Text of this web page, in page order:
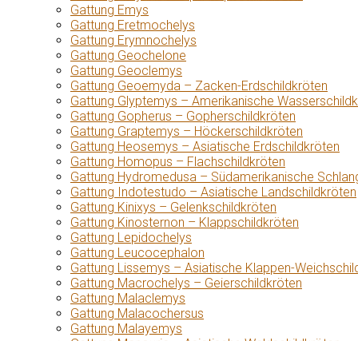
Gattung Emys
Gattung Eretmochelys
Gattung Erymnochelys
Gattung Geochelone
Gattung Geoclemys
Gattung Geoemyda – Zacken-Erdschildkröten
Gattung Glyptemys – Amerikanische
Gattung Gopherus – Gopherschildkröten
Gattung Graptemys – Höckerschildkröten
Gattung Heosemys – Asiatische Erdschildkröten
Gattung Homopus – Flachschildkröten
Gattung Hydromedusa – Südamerikanische
Gattung Indotestudo – Asiatische Landschildkröten
Gattung Kinixys – Gelenkschildkröten
Gattung Kinosternon – Klappschildkröten
Gattung Lepidochelys
Gattung Leucocephalon
Gattung Lissemys – Asiatische Klappen-
Gattung Macrochelys – Geierschildkröten
Gattung Malaclemys
Gattung Malacochersus
Gattung Malayemys